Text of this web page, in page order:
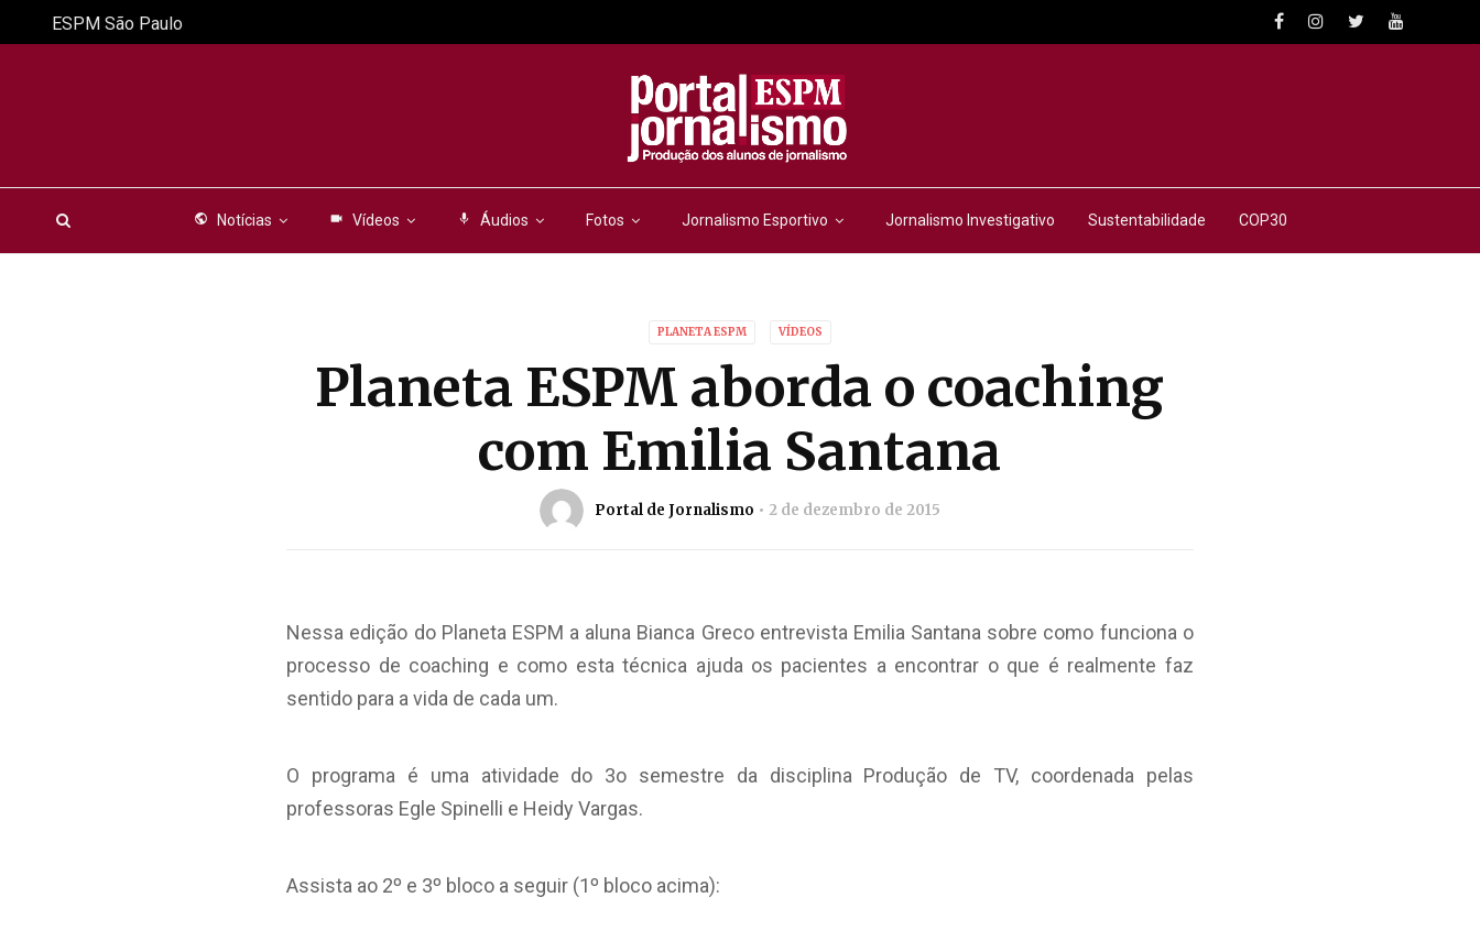
public Notícias videocam Vídeos mic Áudios Fotos Jornalismo Esportivo Jornalismo Investigativo Sustentabilidade COP30
ESPM São Paulo
PLANETA ESPM VÍDEOS
Planeta ESPM aborda o coaching
com Emilia Santana
Portal de Jornalismo 2 de dezembro de 2015
Nessa edição do Planeta ESPM a aluna Bianca Greco entrevista Emilia Santana sobre como funciona o
processo de coaching e como esta técnica ajuda os pacientes a encontrar o que é realmente faz
sentido para a vida de cada um.
O programa é uma atividade do 3o semestre da disciplina Produção de TV, coordenada pelas
professoras Egle Spinelli e Heidy Vargas.
Assista ao 2º e 3º bloco a seguir (1º bloco acima):